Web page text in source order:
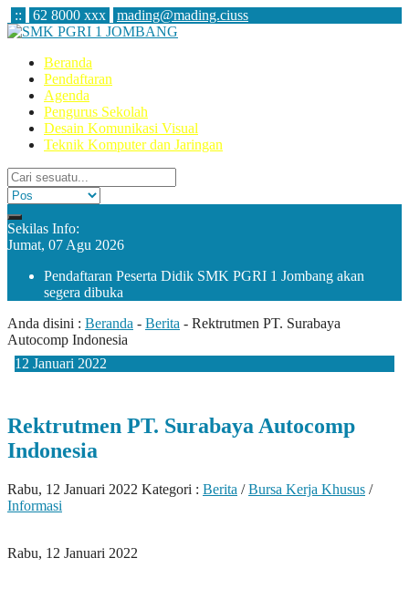
:: 62 8000 xxx mading@mading.ciuss
Beranda
Pendaftaran
Agenda
Pengurus Sekolah
Desain Komunikasi Visual
Teknik Komputer dan Jaringan
Sekilas Info:
Jumat, 07 Agu 2026
Pendaftaran Peserta Didik SMK PGRI 1 Jombang akan
segera dibuka
Anda disini : Beranda - Berita - Rektrutmen PT. Surabaya
Autocomp Indonesia
12 Januari 2022
Rektrutmen PT. Surabaya Autocomp
Indonesia
Rabu, 12 Januari 2022 Kategori : Berita /Bursa Kerja Khusus /
Informasi
Rabu, 12 Januari 2022